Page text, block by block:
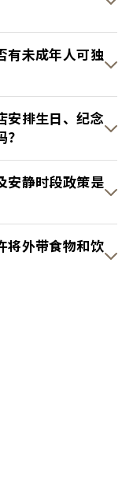
有未成年人可独
安排生日、纪念
安静时段政策是
将外带食物和饮